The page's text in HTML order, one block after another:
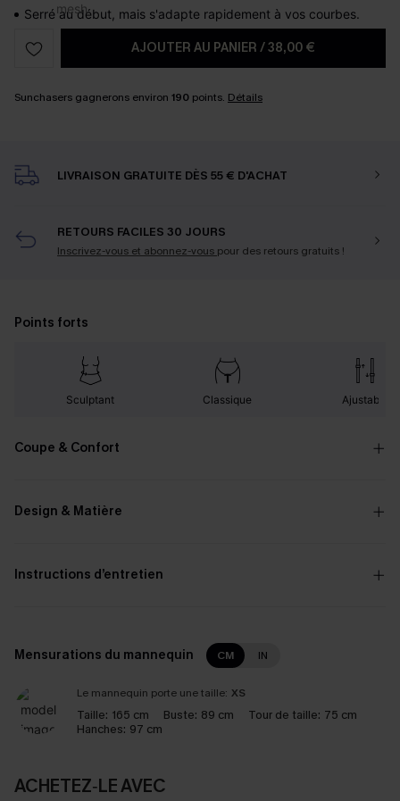
Serré au début, mais s'adapte rapidement à vos courbes.
AJOUTER AU PANIER /38,00 €
Sunchasers gagnerons environ 190 points. Détails
LIVRAISON GRATUITE DÈS 55 € D'ACHAT
RETOURS FACILES 30 JOURS
Inscrivez-vous et abonnez-vous pour des retours gratuits !
Points forts
Sculptant Classique Ajustable
Coupe & Confort
Design & Matière
Instructions d’entretien
Mensurations du mannequin CM IN
Le mannequin porte une taille: XS
Taille: 165 cm Buste: 89 cm Tour de taille: 75 cm
Hanches: 97 cm
ACHETEZ‑LE AVEC